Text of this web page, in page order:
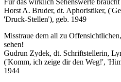
Horst A. Bruder, dt. Aphoristiker,
'Druck-Stellen'), geb. 1949
Misstraue dem all zu
sehen!
Gudrun Zydek, dt. Schriftstellerin,
('Komm, ich zeige dir den Weg!',
1944